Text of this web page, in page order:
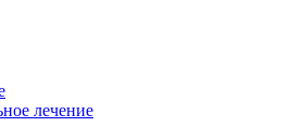
лечение